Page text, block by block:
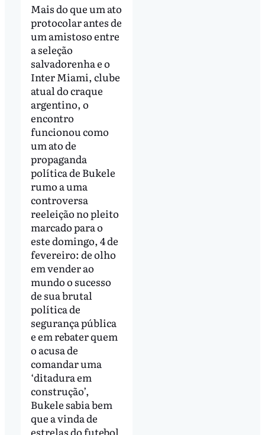
Mais do que um ato
protocolar antes de
um amistoso entre
a seleção
salvadorenha e o
Inter Miami, clube
atual do craque
argentino, o
encontro
funcionou como
um ato de
propaganda
política de Bukele
rumo a uma
controversa
reeleição no pleito
marcado para o
este domingo, 4 de
fevereiro: de olho
em vender ao
mundo o sucesso
de sua brutal
política de
segurança pública
e em rebater quem
o acusa de
comandar uma
‘ditadura em
construção’,
Bukele sabia bem
que a vinda de
estrelas do futebol